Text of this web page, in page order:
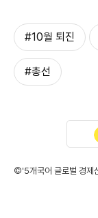
#10월 퇴진
#총선
©'5개국어 글로벌 경제